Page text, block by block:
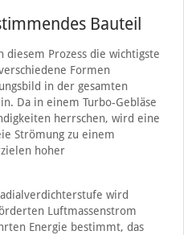
Bauteil
diesem Prozess die wichtigste
Formen
in der gesamten
Da in einem Turbo-Gebläse
herrschen, wird eine
Strömung zu einem
hoher
wird
Luftmassenstrom
Energie bestimmt, das